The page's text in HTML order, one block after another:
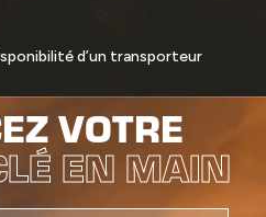
d’un transporteur
VOTRE
EN MAIN